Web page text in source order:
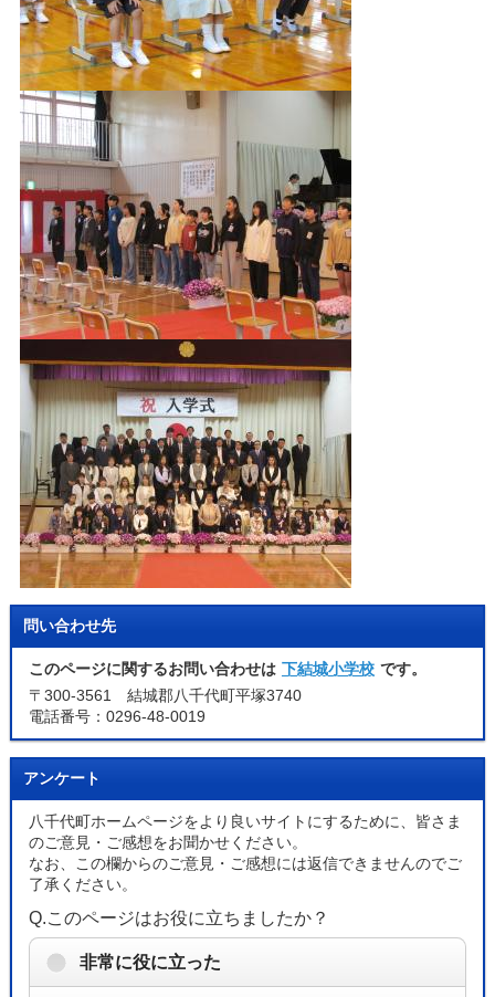
問い合わせ先
このページに関するお問い合わせは 下結城小学校 です。
〒300-3561 結城郡八千代町平塚3740
電話番号：0296-48-0019
アンケート
八千代町ホームページをより良いサイトにするために、皆さま
のご意見・ご感想をお聞かせください。
なお、この欄からのご意見・ご感想には返信できませんのでご
了承ください。
Q.このページはお役に立ちましたか？
非常に役に立った